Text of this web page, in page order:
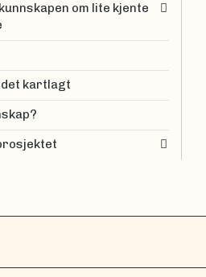
om lite kjente
kartlagt